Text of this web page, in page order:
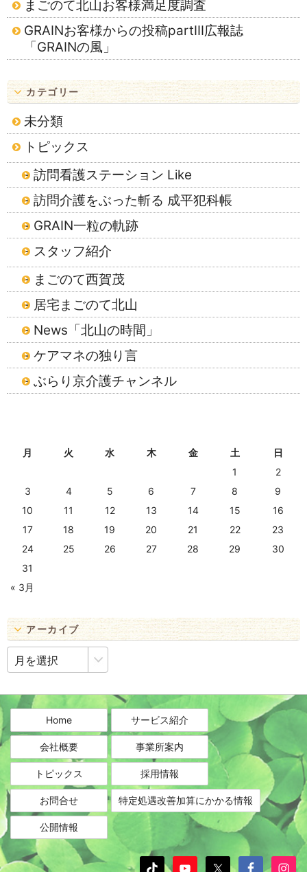
まごのて北山お客様満足度調査
GRAINお客様からの投稿partⅢ広報誌
「GRAINの風」
カテゴリー
未分類
トピックス
訪問看護ステーション Like
訪問介護をぶった斬る 成平犯科帳
GRAIN一粒の軌跡
スタッフ紹介
まごのて西賀茂
居宅まごのて北山
News「北山の時間」
ケアマネの独り言
ぶらり京介護チャンネル
月 火 水 木 金 土
日
1
2
3
4 5 6 7 8
9
10
11 12 13 14 15
16
17
18 19 20 21 22
23
24
25 26 27 28 29
30
31
« 3月
アーカイブ
ア
ー
カ
ブ
Home
サービス紹介
会社概要 事業所案内
トピックス 採用情報
お問合せ 特定処遇改善加算にかかる情報
公開情報